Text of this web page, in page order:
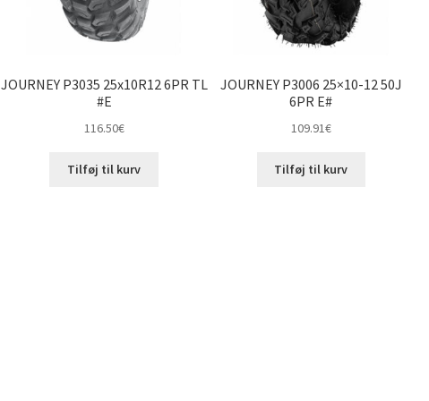
JOURNEY P3035 25x10R12 6PR TL
#E
116.50€
Tilføj til kurv
JOURNEY P3006 25×10-12 50J
6PR E#
109.91€
Tilføj til kurv